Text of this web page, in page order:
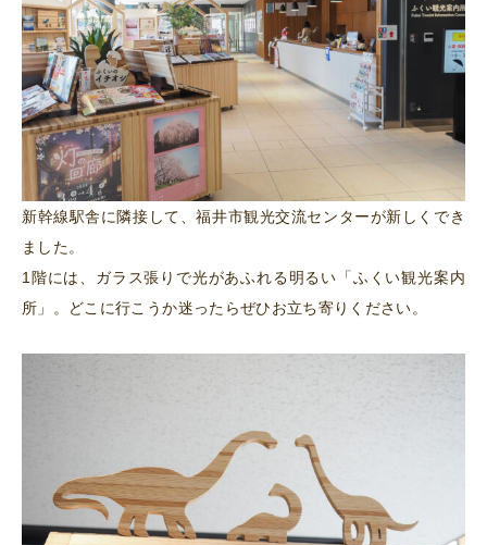
新幹線駅舎に隣接して、福井市観光交流センターが新しくでき
ました。
1階には、ガラス張りで光があふれる明るい「ふくい観光案内
所」。どこに行こうか迷ったらぜひお立ち寄りください。